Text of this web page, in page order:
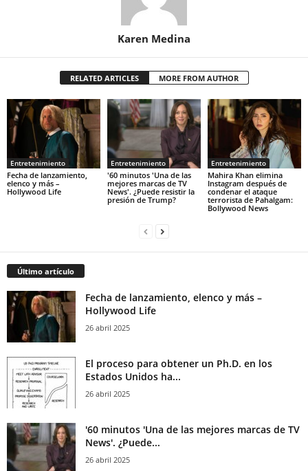
Karen Medina
RELATED ARTICLES MORE FROM AUTHOR
Entretenimiento
Fecha de lanzamiento,
elenco y más –
Hollywood Life
Entretenimiento
'60 minutos 'Una de las
mejores marcas de TV
News'. ¿Puede resistir la
presión de Trump?
Entretenimiento
Mahira Khan elimina
Instagram después de
condenar el ataque
terrorista de Pahalgam:
Bollywood News
Último artículo
Fecha de lanzamiento, elenco y más –
Hollywood Life
26 abril 2025
El proceso para obtener un Ph.D. en los
Estados Unidos ha...
26 abril 2025
'60 minutos 'Una de las mejores marcas de TV
News'. ¿Puede...
26 abril 2025